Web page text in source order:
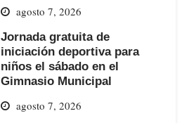
agosto 7, 2026
Jornada gratuita de
iniciación deportiva para
niños el sábado en el
Gimnasio Municipal
agosto 7, 2026